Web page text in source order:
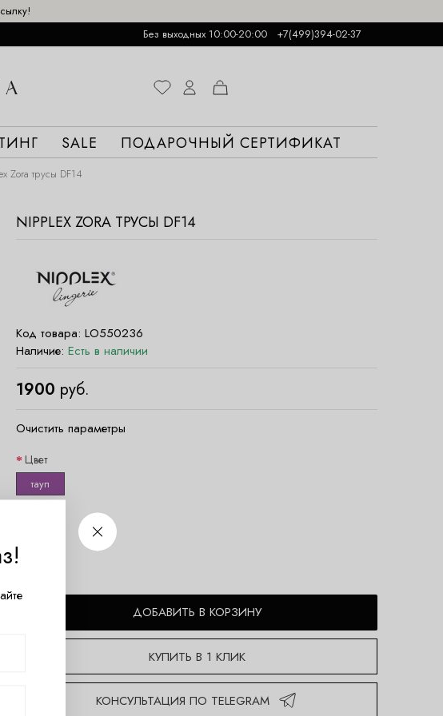
Без выходных 10:00-20:00 +7(499)394-02-37
SALE ПОДАРОЧНЫЙ СЕРТИФИКАТ
Zora трусы DF14
NIPPLEX ZORA ТРУСЫ DF14
Код товара: LO550236
Наличие: Есть в наличии
1900 руб.
Очистить параметры
Цвет
тауп
ДОБАВИТЬ В КОРЗИНУ
КУПИТЬ В 1 КЛИК
КОНСУЛЬТАЦИЯ ПО TELEGRAM